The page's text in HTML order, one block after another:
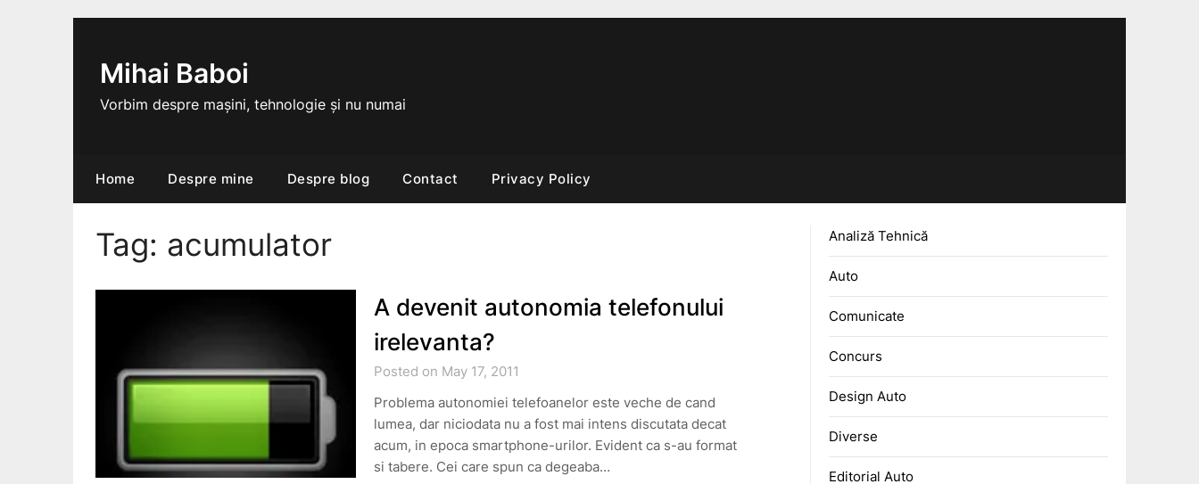
Mihai Baboi
Vorbim despre mașini, tehnologie și nu numai
Home Despre mine Despre blog Contact Privacy Policy
Tag: acumulator
A devenit autonomia telefonului
irelevanta?
Posted on May 17, 2011
Problema autonomiei telefoanelor este veche de cand
lumea, dar niciodata nu a fost mai intens discutata decat
acum, in epoca smartphone-urilor. Evident ca s-au format
si tabere. Cei care spun ca degeaba…
Analiză Tehnică
Auto
Comunicate
Concurs
Design Auto
Diverse
Editorial Auto